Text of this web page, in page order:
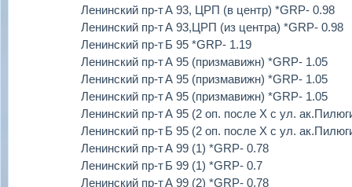
Ленинский пр-тА 93, ЦРП (в центр) *GRP- 0.98
Ленинский пр-тА 93,ЦРП (из центра) *GRP- 0.98
Ленинский пр-тБ 95 *GRP- 1.19
Ленинский пр-тА 95 (призмавижн) *GRP- 1.05
Ленинский пр-тА 95 (призмавижн) *GRP- 1.05
Ленинский пр-тА 95 (призмавижн) *GRP- 1.05
Ленинский пр-тА 95 (2 оп. после Х с ул.
Ленинский пр-тБ 95 (2 оп. после Х с ул.
Ленинский пр-тА 99 (1) *GRP- 0.78
Ленинский пр-тБ 99 (1) *GRP- 0.7
Ленинский пр-тА 99 (2) *GRP- 0.78